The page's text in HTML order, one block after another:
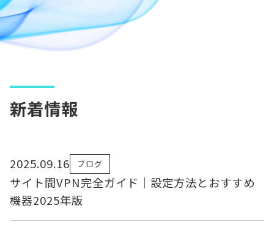
新着情報
2025.09.16 ブログ
サイト間VPN完全ガイド｜設定方法とおすすめ
機器2025年版